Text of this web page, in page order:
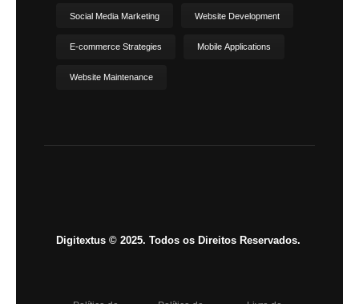
Social Media Marketing Website Development
E-commerce Strategies Mobile Applications
Website Maintenance
Digitextus © 2025. Todos os Direitos Reservados.